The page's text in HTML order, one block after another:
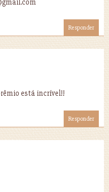
Responder
está incrível!!
Responder